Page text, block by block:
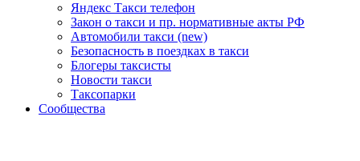
Яндекс Такси телефон
Закон о такси и пр. нормативные акты РФ
Автомобили такси (new)
Безопасность в поездках в такси
Блогеры таксисты
Новости такси
Таксопарки
Сообщества